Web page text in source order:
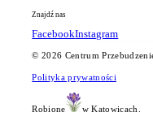
Znajdź nas
FacebookInstagram
©2026 Centrum
Polityka prywatności
Robione w Katowicach.